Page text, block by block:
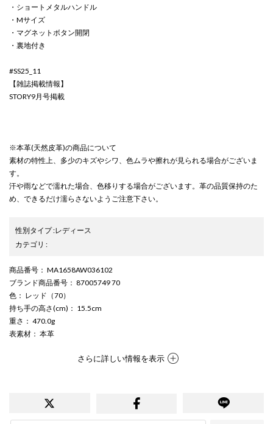
・ショートメタルハンドル
・Mサイズ
・マグネットボタン開閉
・裏地付き
#SS25_11
【雑誌掲載情報】
STORY9月号掲載
※本革(天然皮革)の商品について
素材の特性上、多少のキズやシワ、色ムラや擦れが見られる場合がございま
す。
汗や雨などで濡れた場合、色移りする場合がございます。革の品質保持のた
め、できるだけ濡らさないようご注意下さい。
性別タイプ:レディース
カテゴリ :
商品番号 ： MA1658AW036102
ブランド商品番号 ： 87005749 70
色 ： レッド（70）
持ち手の高さ(cm) ： 15.5cm
重さ ： 470.0g
表素材 ： 本革
さらに詳しい情報を表示